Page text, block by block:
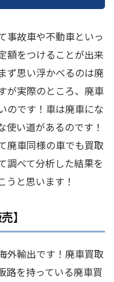
事故車や不動車といっ
額をつけることが出来
ず思い浮かべるのは廃
が実際のところ、廃車
のです！車は廃車にな
使い道があるのです！
廃車同様の車でも買取
調べて分析した結果を
うと思います！
】
外輸出です！廃車買取
路を持っている廃車買